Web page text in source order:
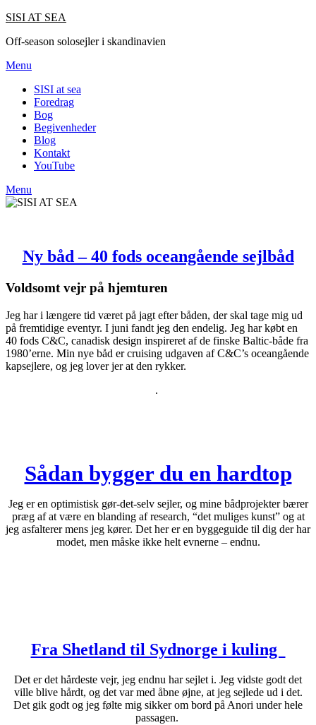
SISI AT SEA
Off-season solosejler i skandinavien
Menu
SISI at sea
Foredrag
Bog
Begivenheder
Blog
Kontakt
YouTube
Menu
Ny båd – 40 fods oceangående sejlbåd
Voldsomt vejr på hjemturen
Jeg har i længere tid været på jagt efter båden, der skal tage mig ud
på fremtidige eventyr. I juni fandt jeg den endelig. Jeg har købt en
40 fods C&C, canadisk design inspireret af de finske Baltic-både fra
1980’erne. Min nye båd er cruising udgaven af C&C’s oceangående
kapsejlere, og jeg lover jer at den rykker.
.
Sådan bygger du en hardtop
Jeg er en optimistisk gør-det-selv sejler, og mine bådprojekter bærer
præg af at være en blanding af research, “det muliges kunst” og at
jeg asfalterer mens jeg kører. Det her er en byggeguide til dig der har
modet, men måske ikke helt evnerne – endnu.
Fra Shetland til Sydnorge i kuling
Det er det hårdeste vejr, jeg endnu har sejlet i. Jeg vidste godt det
ville blive hårdt, og det var med åbne øjne, at jeg sejlede ud i det.
Det gik godt og jeg følte mig sikker om bord på Anori under hele
passagen.